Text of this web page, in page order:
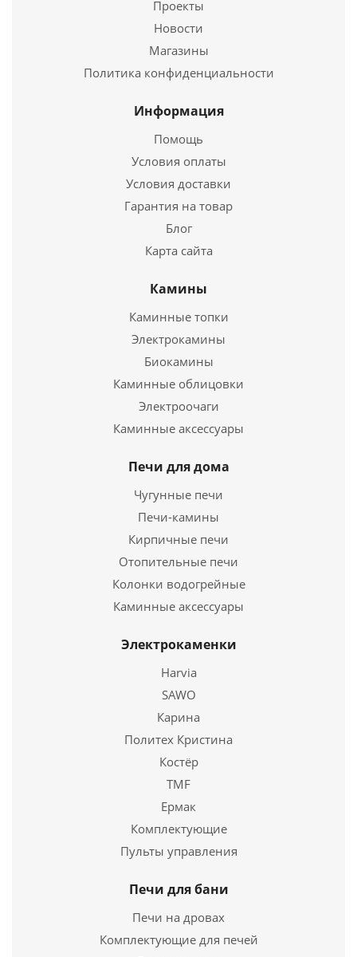
Подробнее
Купить в 1 клик
Купить в 1 клик
Тройник эмалированный 90° Ø120
Подробнее
Купить в 1 клик
Проекты
Новости
Магазины
Политика конфиденциальности
Информация
Помощь
Условия оплаты
Условия доставки
Гарантия на товар
Блог
Карта сайта
Камины
Каминные топки
Электрокамины
Биокамины
Каминные облицовки
Электроочаги
Каминные аксессуары
Печи для дома
Чугунные печи
Печи-камины
Кирпичные печи
Отопительные печи
Колонки водогрейные
Каминные аксессуары
Электрокаменки
Harvia
SAWO
Карина
Политех Кристина
Костёр
TMF
Ермак
Комплектующие
Пульты управления
Печи для бани
Печи на дровах
Комплектующие для печей